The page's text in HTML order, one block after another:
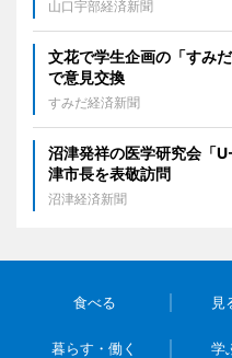
山口宇部経済新聞
文花で学生企画の「すみ
で意見交換
すみだ経済新聞
沼津発祥の医学研究会「
津市長を表敬訪問
沼津経済新聞
食べる 見
暮らす・働く 学